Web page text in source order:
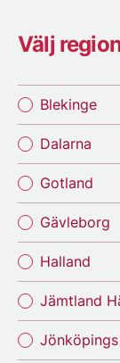
Välj
Blekinge
Dalarna
Gotland
Gävleborg
Halland
Jämtland